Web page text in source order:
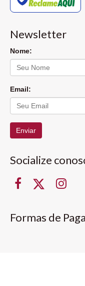
Newsletter
Nome:
Email:
Enviar
Socialize
Formas de